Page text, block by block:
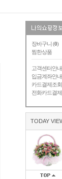
장바구니 (0)
찜한상품
고객센터안내
입금계좌안내
카드결제조회
전화카드결제
TODAY